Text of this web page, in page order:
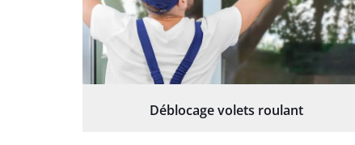
Déblocage volets roulant